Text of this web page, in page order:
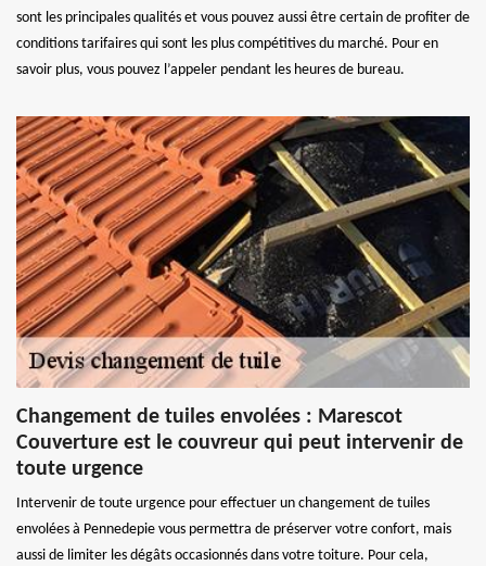
sont les principales qualités et vous pouvez aussi être certain de profiter de
conditions tarifaires qui sont les plus compétitives du marché. Pour en
savoir plus, vous pouvez l’appeler pendant les heures de bureau.
Changement de tuiles envolées : Marescot
Couverture est le couvreur qui peut intervenir de
toute urgence
Intervenir de toute urgence pour effectuer un changement de tuiles
envolées à Pennedepie vous permettra de préserver votre confort, mais
aussi de limiter les dégâts occasionnés dans votre toiture. Pour cela,